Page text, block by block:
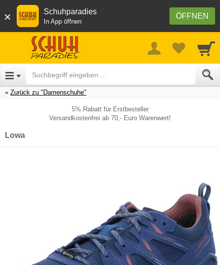
× ÖFFNEN
Schuhparadies
In App öffnen
Zurück zu "Damenschuhe"
5% Rabatt für Erstbesteller
Versandkostenfrei ab 70,- Euro Warenwert!
Lowa